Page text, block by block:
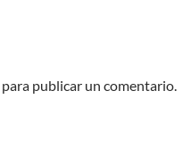
para publicar un comentario.